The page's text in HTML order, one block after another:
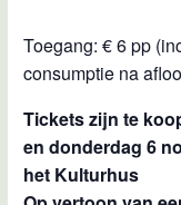
Toegang: € 6 pp
consumptie na
Tickets zijn te
en donderdag 6
het Kulturhus